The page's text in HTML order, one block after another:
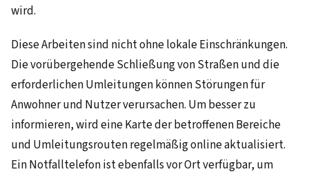
wird.
Diese Arbeiten sind nicht ohne lokale Einschränkungen.
Die vorübergehende Schließung von Straßen und die
erforderlichen Umleitungen können Störungen für
Anwohner und Nutzer verursachen. Um besser zu
informieren, wird eine Karte der betroffenen Bereiche
und Umleitungsrouten regelmäßig online aktualisiert.
Ein Notfalltelefon ist ebenfalls vor Ort verfügbar, um